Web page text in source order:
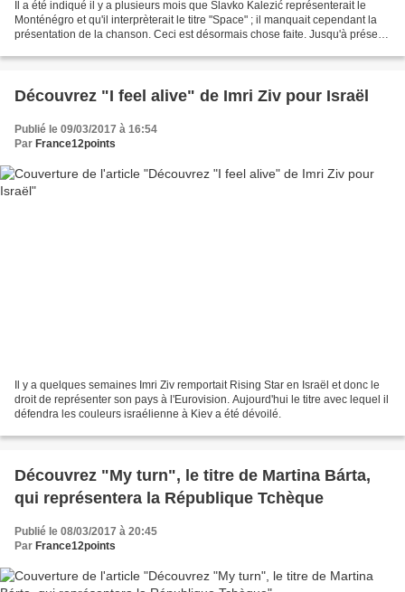
Il a été indiqué il y a plusieurs mois que Slavko Kalezić représenterait le
Monténégro et qu'il interprèterait le titre "Space" ; il manquait cependant la
présentation de la chanson. Ceci est désormais chose faite. Jusqu'à présent,
Découvrez "I feel alive" de Imri Ziv pour Israël
Publié le 09/03/2017 à 16:54
Par France12points
Il y a quelques semaines Imri Ziv remportait Rising Star en Israël et donc le
droit de représenter son pays à l'Eurovision. Aujourd'hui le titre avec lequel il
défendra les couleurs israélienne à Kiev a été dévoilé.
Découvrez "My turn", le titre de Martina Bárta,
qui représentera la République Tchèque
Publié le 08/03/2017 à 20:45
Par France12points